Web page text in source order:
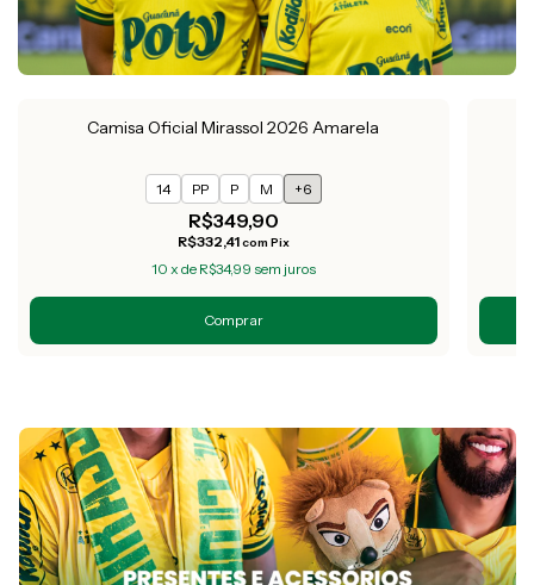
Camisa Oficial Mirassol 2026 Amarela
14 PP P M +6
R$349,90
R$332,41com Pix
10 x de R$34,99 sem juros
Comprar